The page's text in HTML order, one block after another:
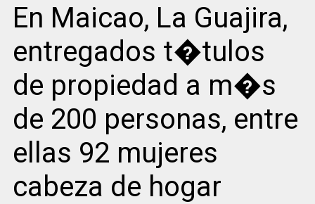
En Maicao, La Guajira,
entregados t�tulos
de propiedad a m�s
de 200 personas, entre
ellas 92 mujeres
cabeza de hogar